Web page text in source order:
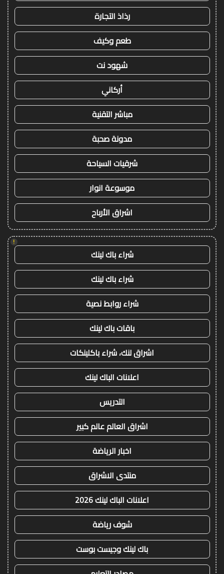
رذاذ التجارة
طعم وكيف
شهود نت
أركاني
مباشر التقنية
مدونة صحبة
شرقيات السياحة
موسوعة انوار
اشراق الأرباح
!
شراء باك لينك
شراء باك لينك
شراء روابط نصية
باقات باك لينك
اشراق لنك، شراء باكلينكات
اعلانات الباك لينك
التدريس
اشراق العالم عالم كبير
اخبار الرياضة
منتدى الاشراق
اعلانات الباك لينك 2026
شوف رياضة
باك لينك وجيست بوست